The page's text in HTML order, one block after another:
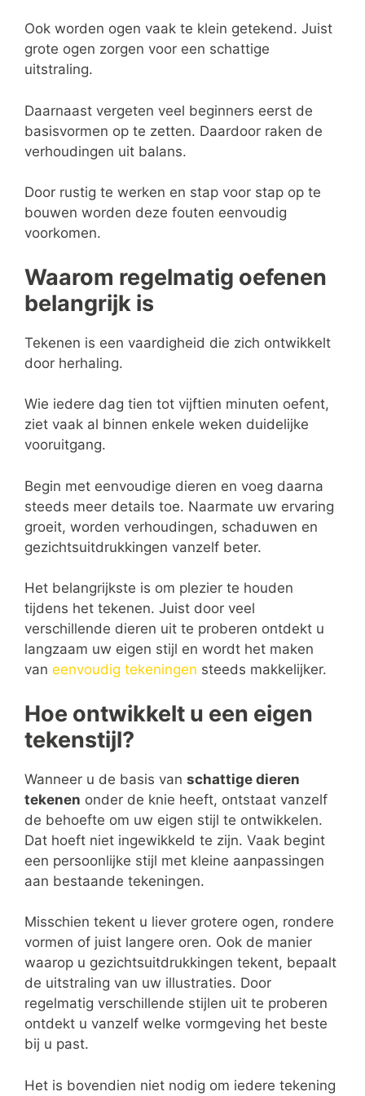
Ook worden ogen vaak te klein getekend. Juist
grote ogen zorgen voor een schattige
uitstraling.
Daarnaast vergeten veel beginners eerst de
basisvormen op te zetten. Daardoor raken de
verhoudingen uit balans.
Door rustig te werken en stap voor stap op te
bouwen worden deze fouten eenvoudig
voorkomen.
Waarom regelmatig oefenen
belangrijk is
Tekenen is een vaardigheid die zich ontwikkelt
door herhaling.
Wie iedere dag tien tot vijftien minuten oefent,
ziet vaak al binnen enkele weken duidelijke
vooruitgang.
Begin met eenvoudige dieren en voeg daarna
steeds meer details toe. Naarmate uw ervaring
groeit, worden verhoudingen, schaduwen en
gezichtsuitdrukkingen vanzelf beter.
Het belangrijkste is om plezier te houden
tijdens het tekenen. Juist door veel
verschillende dieren uit te proberen ontdekt u
langzaam uw eigen stijl en wordt het maken
van eenvoudig tekeningen steeds makkelijker.
Hoe ontwikkelt u een eigen
tekenstijl?
Wanneer u de basis van schattige dieren
tekenen onder de knie heeft, ontstaat vanzelf
de behoefte om uw eigen stijl te ontwikkelen.
Dat hoeft niet ingewikkeld te zijn. Vaak begint
een persoonlijke stijl met kleine aanpassingen
aan bestaande tekeningen.
Misschien tekent u liever grotere ogen, rondere
vormen of juist langere oren. Ook de manier
waarop u gezichtsuitdrukkingen tekent, bepaalt
de uitstraling van uw illustraties. Door
regelmatig verschillende stijlen uit te proberen
ontdekt u vanzelf welke vormgeving het beste
bij u past.
Het is bovendien niet nodig om iedere tekening